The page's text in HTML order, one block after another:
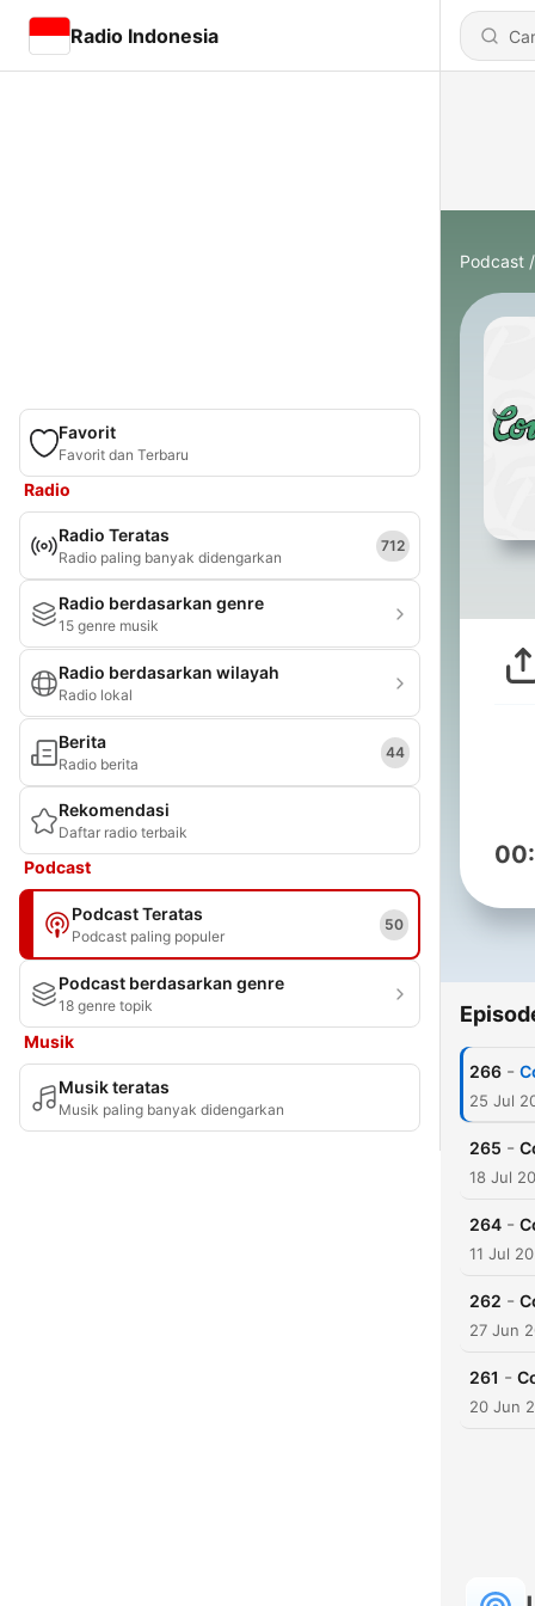
Radio Indonesia
Favorit
Favorit dan Terbaru
Radio
Radio Teratas
Radio paling banyak didengarkan
712
Radio berdasarkan genre
15 genre musik
Radio berdasarkan wilayah
Radio lokal
Berita
Radio berita
44
Rekomendasi
Daftar radio terbaik
Podcast
Podcast Teratas
Podcast paling populer
50
Podcast berdasarkan genre
18 genre topik
Musik
Musik teratas
Musik paling banyak didengarkan
Podcast
266 -
25 Jul
265 -
18 Jul
264 -
11 Jul
262 -
27 Jun
261 -
20 Jun